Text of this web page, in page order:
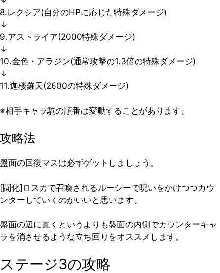
8.レクシア(自分のHPに応じた特殊ダメージ)
↓
9.アストライア(2000特殊ダメージ)
↓
10.金色・アラジン(通常攻撃の1.3倍の特殊ダメージ)
↓
11.迦楼羅天(2600の特殊ダメージ)
※相手キャラ駒の順番は変動することがあります。
攻略法
盤面の回復マスは必ずゲットしましょう。
[闘化]ロスカで召喚されるルーシーで呪いをかけつつカウ
ンターしていくのがいいと思います。
盤面の辺に置くというよりも盤面の内側でカウンターキャ
ラを消させるような立ち回りをオススメします。
ステージ3の攻略